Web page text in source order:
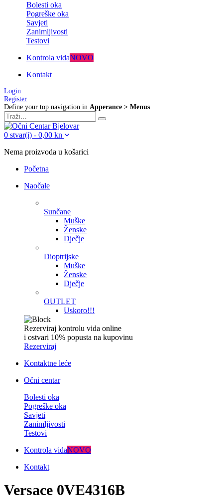
Bolesti oka
Pogreške oka
Savjeti
Zanimljivosti
Testovi
Kontrola vidaNOVO
Kontakt
Login
Register
Define your top navigation in Apperance > Menus
0 stvar(i) - 0,00 kn
Nema proizvoda u košarici
Početna
Naočale
Sunčane
Muške
Ženske
Dječje
Dioptrijske
Muške
Ženske
Dječje
OUTLET
Uskoro!!!
Rezerviraj kontrolu vida online
i ostvari 10% popusta na kupovinu
Rezerviraj
Kontaktne leće
Očni centar
Bolesti oka
Pogreške oka
Savjeti
Zanimljivosti
Testovi
Kontrola vidaNOVO
Kontakt
Versace 0VE4316B